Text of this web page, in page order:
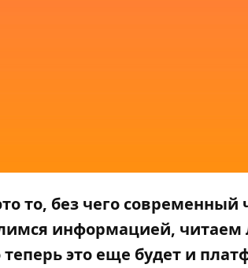
то, без чего
информацией, читаем
теперь это еще будет и